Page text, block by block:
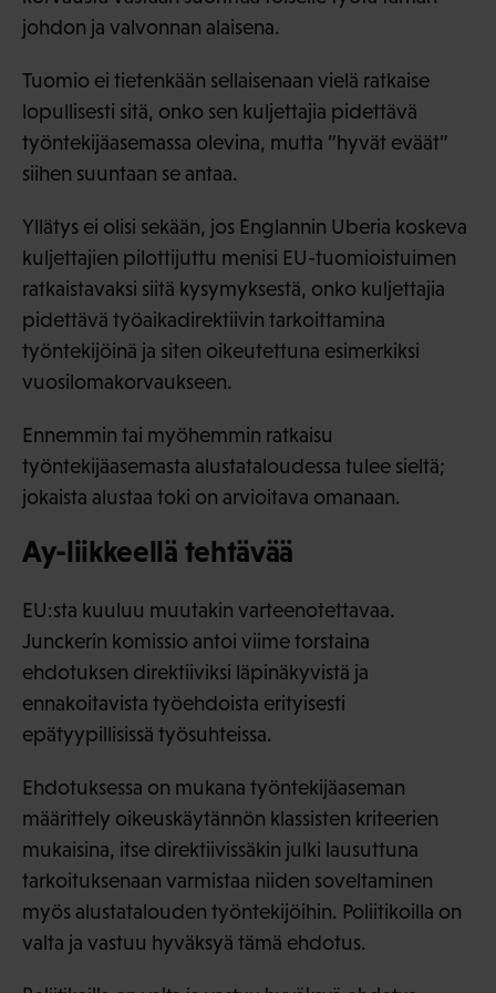
johdon ja valvonnan alaisena.
Tuomio ei tietenkään sellaisenaan vielä ratkaise
lopullisesti sitä, onko sen kuljettajia pidettävä
työntekijäasemassa olevina, mutta ”hyvät eväät”
siihen suuntaan se antaa.
Yllätys ei olisi sekään, jos Englannin Uberia koskeva
kuljettajien pilottijuttu menisi EU-tuomioistuimen
ratkaistavaksi siitä kysymyksestä, onko kuljettajia
pidettävä työaikadirektiivin tarkoittamina
työntekijöinä ja siten oikeutettuna esimerkiksi
vuosilomakorvaukseen.
Ennemmin tai myöhemmin ratkaisu
työntekijäasemasta alustataloudessa tulee sieltä;
jokaista alustaa toki on arvioitava omanaan.
Ay-liikkeellä tehtävää
EU:sta kuuluu muutakin varteenotettavaa.
Junckerin komissio antoi viime torstaina
ehdotuksen direktiiviksi läpinäkyvistä ja
ennakoitavista työehdoista erityisesti
epätyypillisissä työsuhteissa.
Ehdotuksessa on mukana työntekijäaseman
määrittely oikeuskäytännön klassisten kriteerien
mukaisina, itse direktiivissäkin julki lausuttuna
tarkoituksenaan varmistaa niiden soveltaminen
myös alustatalouden työntekijöihin. Poliitikoilla on
valta ja vastuu hyväksyä tämä ehdotus.